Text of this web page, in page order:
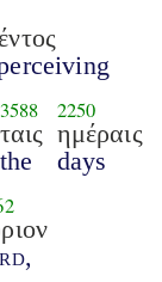
3588
ταις
the
2250
ημέραις
days
,